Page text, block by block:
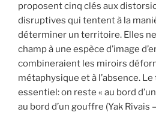
proposent cinq clés aux
disruptives qui tentent à la
déterminer un territoire. Elles
champ à une espèce d’image
combineraient les miroirs
métaphysique et à l’absence.
essentiel: on reste « au bord
au bord d’un gouffre (Yak Rivais